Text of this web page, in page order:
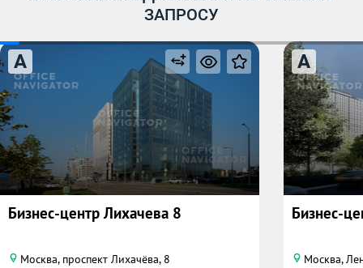
ЗАПРОСУ
A
Бизнес-центр Лихачева 8
Москва, проспект Лихачёва, 8
A
Бизнес-
Москва,